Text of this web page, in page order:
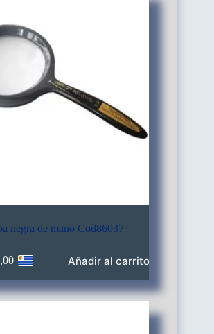
negra de mano Cod86037
Añadir al carrito